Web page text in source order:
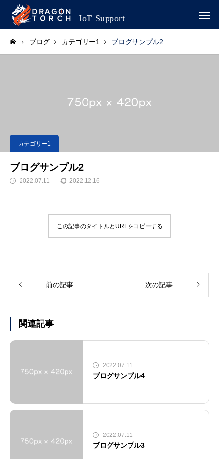
ブログ カテゴリー1 ブログサンプル2
カテゴリー1
ブログサンプル2
2022.07.11 2022.12.16
この記事のタイトルとURLをコピーする
前の記事 次の記事
関連記事
2022.07.11
ブログサンプル4
2022.07.11
ブログサンプル3